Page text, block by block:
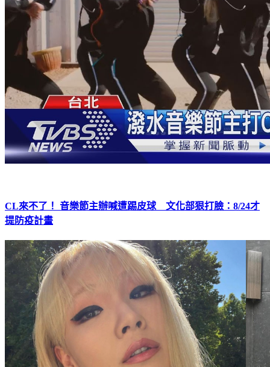
CL來不了！ 音樂節主辦喊遭踢皮球 文化部狠打臉：8/24才
提防疫計畫